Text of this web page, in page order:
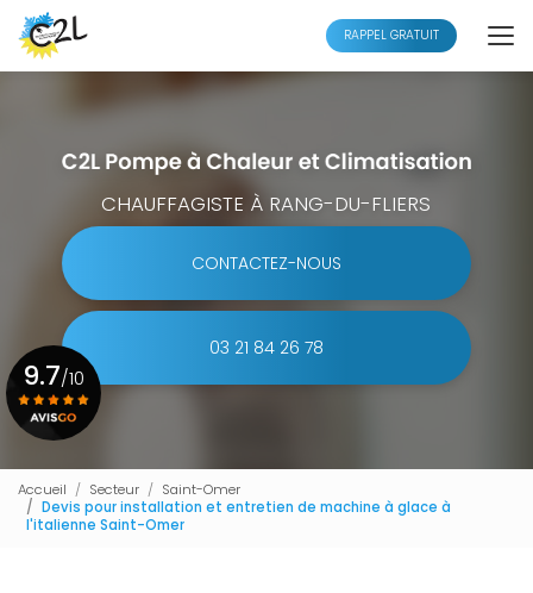
Aller
au
contenu
principal
RAPPEL GRATUIT
CHAUFFAGISTE À RANG-DU-FLIERS
CONTACTEZ-NOUS
03 21 84 26 78
9.7/10
Accueil Secteur
Saint-Omer
Devis pour installation et entretien de machine à glace à
l'italienne Saint-Omer